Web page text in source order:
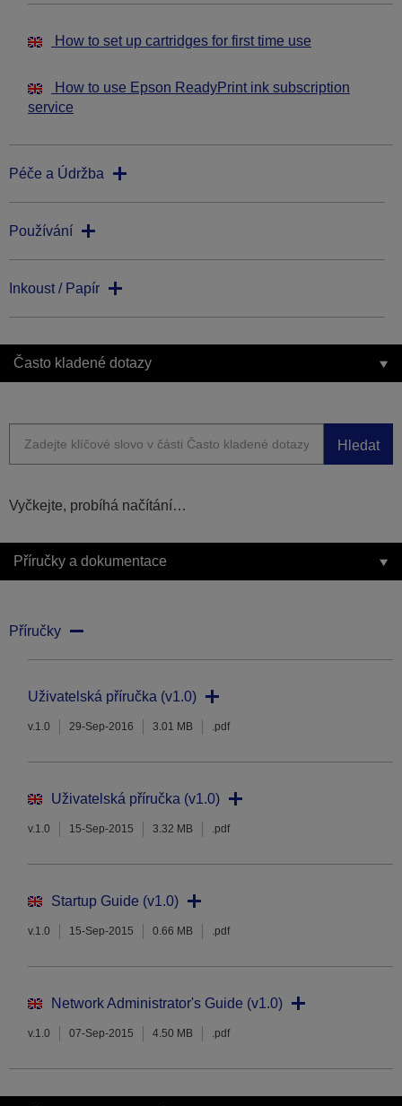
How to set up cartridges for first time use
How to use Epson ReadyPrint ink subscription
service
Péče a Údržba
Používání
Inkoust / Papír
Často kladené dotazy
Hledat
Vyčkejte, probíhá načítání…
Příručky a dokumentace
Příručky
Uživatelská příručka (v1.0)
v.1.0 29-Sep-2016 3.01 MB .pdf
Uživatelská příručka (v1.0)
v.1.0 15-Sep-2015 3.32 MB .pdf
Startup Guide (v1.0)
v.1.0 15-Sep-2015 0.66 MB .pdf
Network Administrator's Guide (v1.0)
v.1.0 07-Sep-2015 4.50 MB .pdf